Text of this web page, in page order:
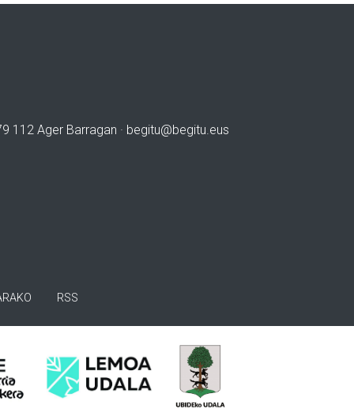
112 Ager Barragan · begitu@begitu.eus
RSS